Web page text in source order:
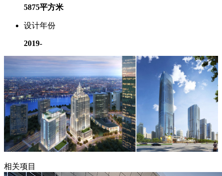
5875平方米
设计年份
2019-
相关项目